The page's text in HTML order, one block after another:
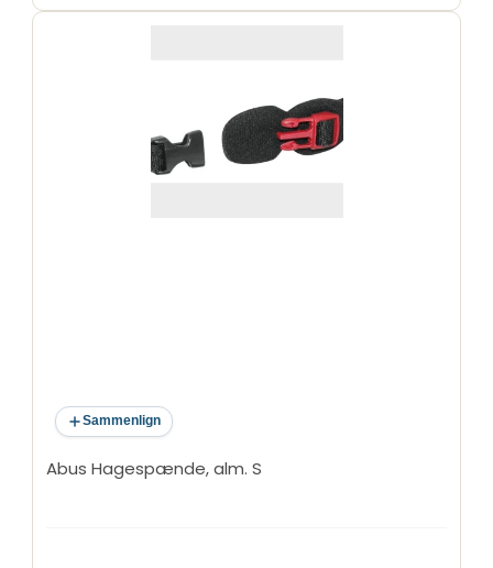
Sammenlign
Abus Hagespænde, alm. S